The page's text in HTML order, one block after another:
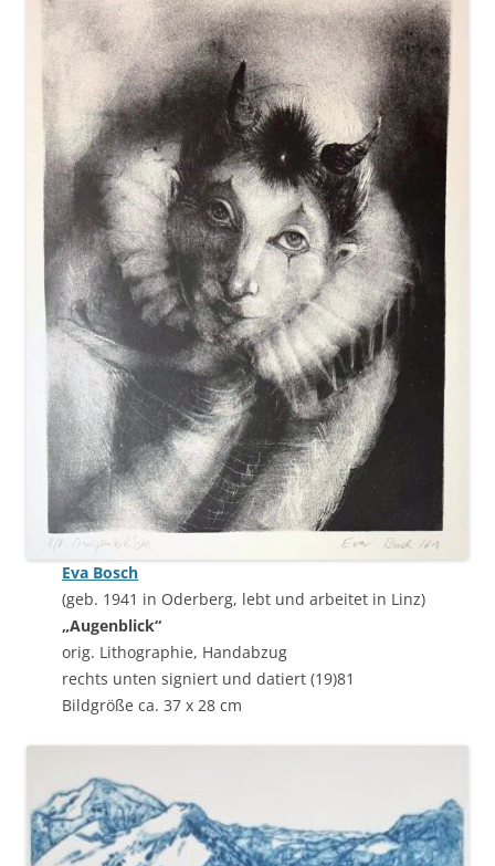
Eva Bosch
(geb. 1941 in Oderberg, lebt und arbeitet in Linz)
„Augenblick“
orig. Lithographie, Handabzug
rechts unten signiert und datiert (19)81
Bildgröße ca. 37 x 28 cm